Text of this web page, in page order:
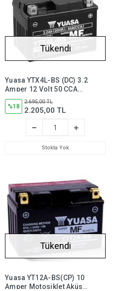
Tükendi
Yuasa YTX4L-BS (DC) 3.2
Amper 12 Volt 50 CCA
Bakım Gerektirmeyen
Motosiklet Aküsü, ytx4lbs
%18
2.695,00 TL
2.205,00 TL
Stokta Yok
Tükendi
Yuasa YT12A-BS(CP) 10
Amper Motosiklet Aküsü,